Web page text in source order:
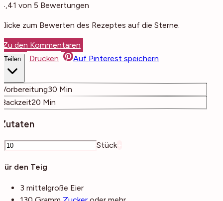
4,41 von 5 Bewertungen
Klicke zum Bewerten des Rezeptes auf die Sterne.
Zu den Kommentaren
Teilen Drucken Auf Pinterest speichern
Vorbereitung30 Minuten
Min
Backzeit20 Minuten
Min
Zutaten
Stück
Für den Teig
3 mittelgroße Eier